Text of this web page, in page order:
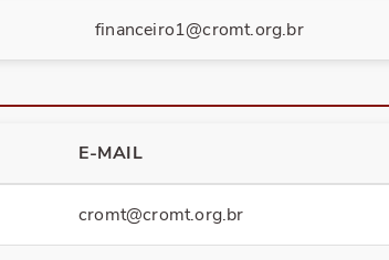
financeiro1@cromt.org.br
E-MAIL
cromt@cromt.org.br